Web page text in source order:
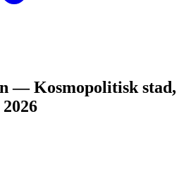
— Kosmopolitisk stad,